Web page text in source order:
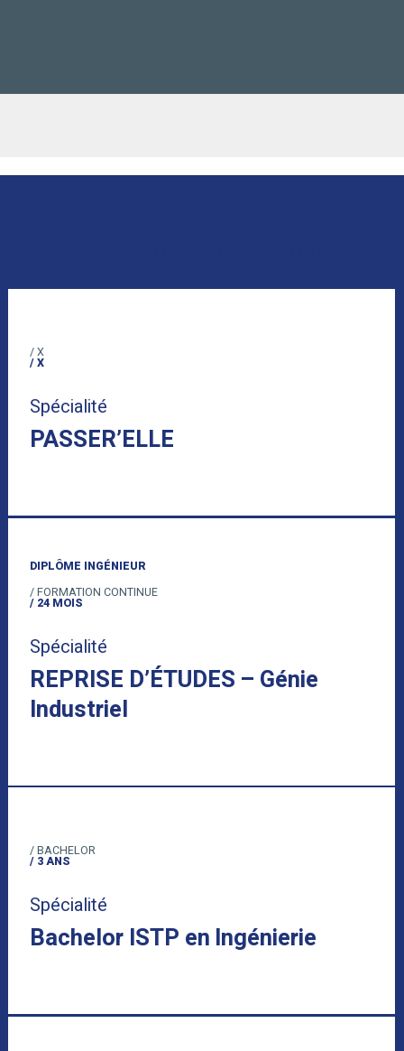
/ X
/ X
Spécialité
PASSER’ELLE
DIPLÔME INGÉNIEUR
/ FORMATION CONTINUE
/ 24 MOIS
Spécialité
REPRISE D’ÉTUDES – Génie
Industriel
/ BACHELOR
/ 3 ANS
Spécialité
Bachelor ISTP en Ingénierie